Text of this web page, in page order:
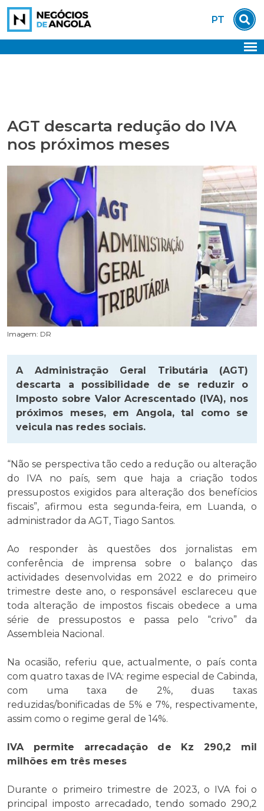
Skip
content
PT
AGT descarta redução do IVA
nos próximos meses
Imagem: DR
A Administração Geral Tributária (AGT)
descarta a possibilidade de se reduzir o
Imposto sobre Valor Acrescentado (IVA), nos
próximos meses, em Angola, tal como se
veicula nas redes sociais.
“Não se perspectiva tão cedo a redução ou alteração
do IVA no país, sem que haja a criação todos
pressupostos exigidos para alteração dos benefícios
fiscais”, afirmou esta segunda-feira, em Luanda, o
administrador da AGT, Tiago Santos.
Ao responder às questões dos jornalistas em
conferência de imprensa sobre o balanço das
actividades desenvolvidas em 2022 e do primeiro
trimestre deste ano, o responsável esclareceu que
toda alteração de impostos fiscais obedece a uma
série de pressupostos e passa pelo “crivo” da
Assembleia Nacional.
Na ocasião, referiu que, actualmente, o país conta
com quatro taxas de IVA: regime especial de Cabinda,
com uma taxa de 2%, duas taxas
reduzidas/bonificadas de 5% e 7%, respectivamente,
assim como o regime geral de 14%.
IVA permite arrecadação de Kz 290,2 mil
milhões em três meses
Durante o primeiro trimestre de 2023, o IVA foi o
principal imposto arrecadado, tendo somado 290,2